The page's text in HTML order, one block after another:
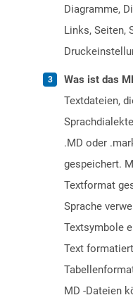
Diagramme,
Links, Seiten,
Was ist das
Textdateien,
.MD oder
gespeichert.
Textformat
Sprache
Textsymbole
Text
MD -Dateien